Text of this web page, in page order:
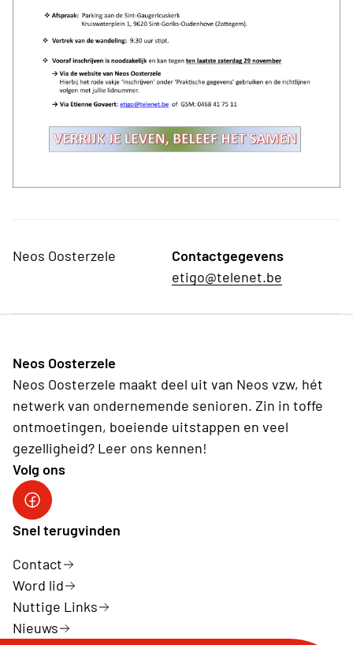
Neos Oosterzele
Contactgegevens
etigo@telenet.be
Neos Oosterzele
Neos Oosterzele maakt deel uit van Neos vzw, hét
netwerk van ondernemende senioren. Zin in toffe
ontmoetingen, boeiende uitstappen en veel
gezelligheid? Leer ons kennen!
Volg ons
Neos DiNA
Snel terugvinden
Contact
Word lid
Nuttige Links
Nieuws